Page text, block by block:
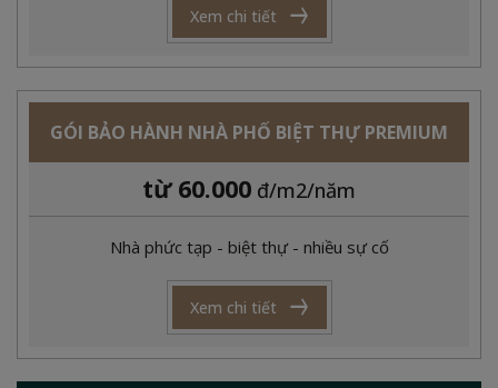
Xem chi tiết
GÓI BẢO HÀNH NHÀ PHỐ BIỆT THỰ PREMIUM
từ 60.000 đ/m2/năm
Nhà phức tạp - biệt thự - nhiều sự cố
Xem chi tiết